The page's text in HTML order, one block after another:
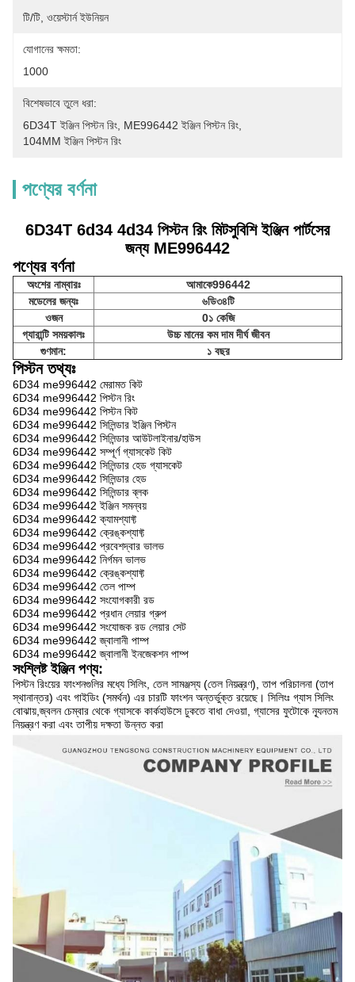
টি/টি, ওয়েস্টার্ন ইউনিয়ন
যোগানের ক্ষমতা:
1000
বিশেষভাবে তুলে ধরা:
6D34T ইঞ্জিন পিস্টন রিং ME996442 ইঞ্জিন পিস্টন রিং
104MM ইঞ্জিন পিস্টন রিং
পণ্যের বর্ণনা
6D34T 6d34 4d34 পিস্টন রিং মিটসুবিশি ইঞ্জিন পার্টসের
জন্য ME996442
পণ্যের বর্ণনা
অংশের নাম্বারঃ
আমাকে996442
মডেলের জন্যঃ
৬ডি৩৪টি
ওজন
0১ কেজি
গ্যারান্টি সময়কালঃ
উচ্চ মানের কম দাম দীর্ঘ জীবন
গুণমান:
১ বছর
পিস্টন তথ্যঃ
6D34 me996442 মেরামত কিট
6D34 me996442 পিস্টন রিং
6D34 me996442 পিস্টন কিট
6D34 me996442 সিলিন্ডার ইঞ্জিন পিস্টন
6D34 me996442 সিলিন্ডার আউটলাইনার/হাউস
6D34 me996442 সম্পূর্ণ গ্যাসকেট কিট
6D34 me996442 সিলিন্ডার হেড গ্যাসকেট
6D34 me996442 সিলিন্ডার হেড
6D34 me996442 সিলিন্ডার ব্লক
6D34 me996442 ইঞ্জিন সমন্বয়
6D34 me996442 ক্যামশ্যাফ্ট
6D34 me996442 ক্রেঙ্কশ্যাফ্ট
6D34 me996442 প্রবেশদ্বার ভালভ
6D34 me996442 নির্গমন ভালভ
6D34 me996442 ক্রেঙ্কশ্যাফ্ট
6D34 me996442 তেল পাম্প
6D34 me996442 সংযোগকারী রড
6D34 me996442 প্রধান লেয়ার গ্রুপ
6D34 me996442 সংযোজক রড লেয়ার সেট
6D34 me996442 জ্বালানী পাম্প
6D34 me996442 জ্বালানী ইনজেকশন পাম্প
সংশ্লিষ্ট ইঞ্জিন পণ্য:
পিস্টন রিংয়ের ফাংশনগুলির মধ্যে সিলিং, তেল সামঞ্জস্য (তেল নিয়ন্ত্রণ), তাপ পরিচালনা (তাপ
স্থানান্তর) এবং গাইডিং (সমর্থন) এর চারটি ফাংশন অন্তর্ভুক্ত রয়েছে। সিলিংঃ গ্যাস সিলিং
বোঝায়,জ্বলন চেম্বার থেকে গ্যাসকে কার্কহাউসে ঢুকতে বাধা দেওয়া, গ্যাসের ফুটোকে ন্যূনতম
নিয়ন্ত্রণ করা এবং তাপীয় দক্ষতা উন্নত করা